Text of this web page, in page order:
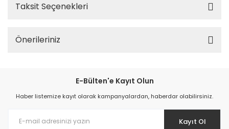
Taksit Seçenekleri
Önerileriniz
E-Bülten'e Kayıt Olun
Haber listemize kayıt olarak kampanyalardan, haberdar olabilirsiniz.
Kayıt Ol